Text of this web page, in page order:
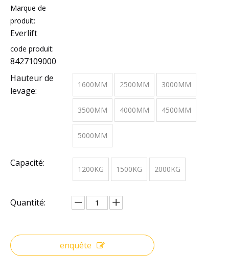
Marque de
produit:
Everlift
code produit:
8427109000
Hauteur de
levage:
1600MM 2500MM 3000MM
3500MM 4000MM 4500MM
5000MM
Capacité:
1200KG 1500KG 2000KG
Quantité:
enquête